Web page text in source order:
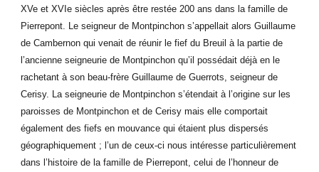
XVe et XVIe siècles après être restée 200 ans dans la famille de
Pierrepont. Le seigneur de Montpinchon s’appellait alors Guillaume
de Cambernon qui venait de réunir le fief du Breuil à la partie de
l’ancienne seigneurie de Montpinchon qu’il possédait déjà en le
rachetant à son beau-frère Guillaume de Guerrots, seigneur de
Cerisy. La seigneurie de Montpinchon s’étendait à l’origine sur les
paroisses de Montpinchon et de Cerisy mais elle comportait
également des fiefs en mouvance qui étaient plus dispersés
géographiquement ; l’un de ceux-ci nous intéresse particulièrement
dans l’histoire de la famille de Pierrepont, celui de l’honneur de